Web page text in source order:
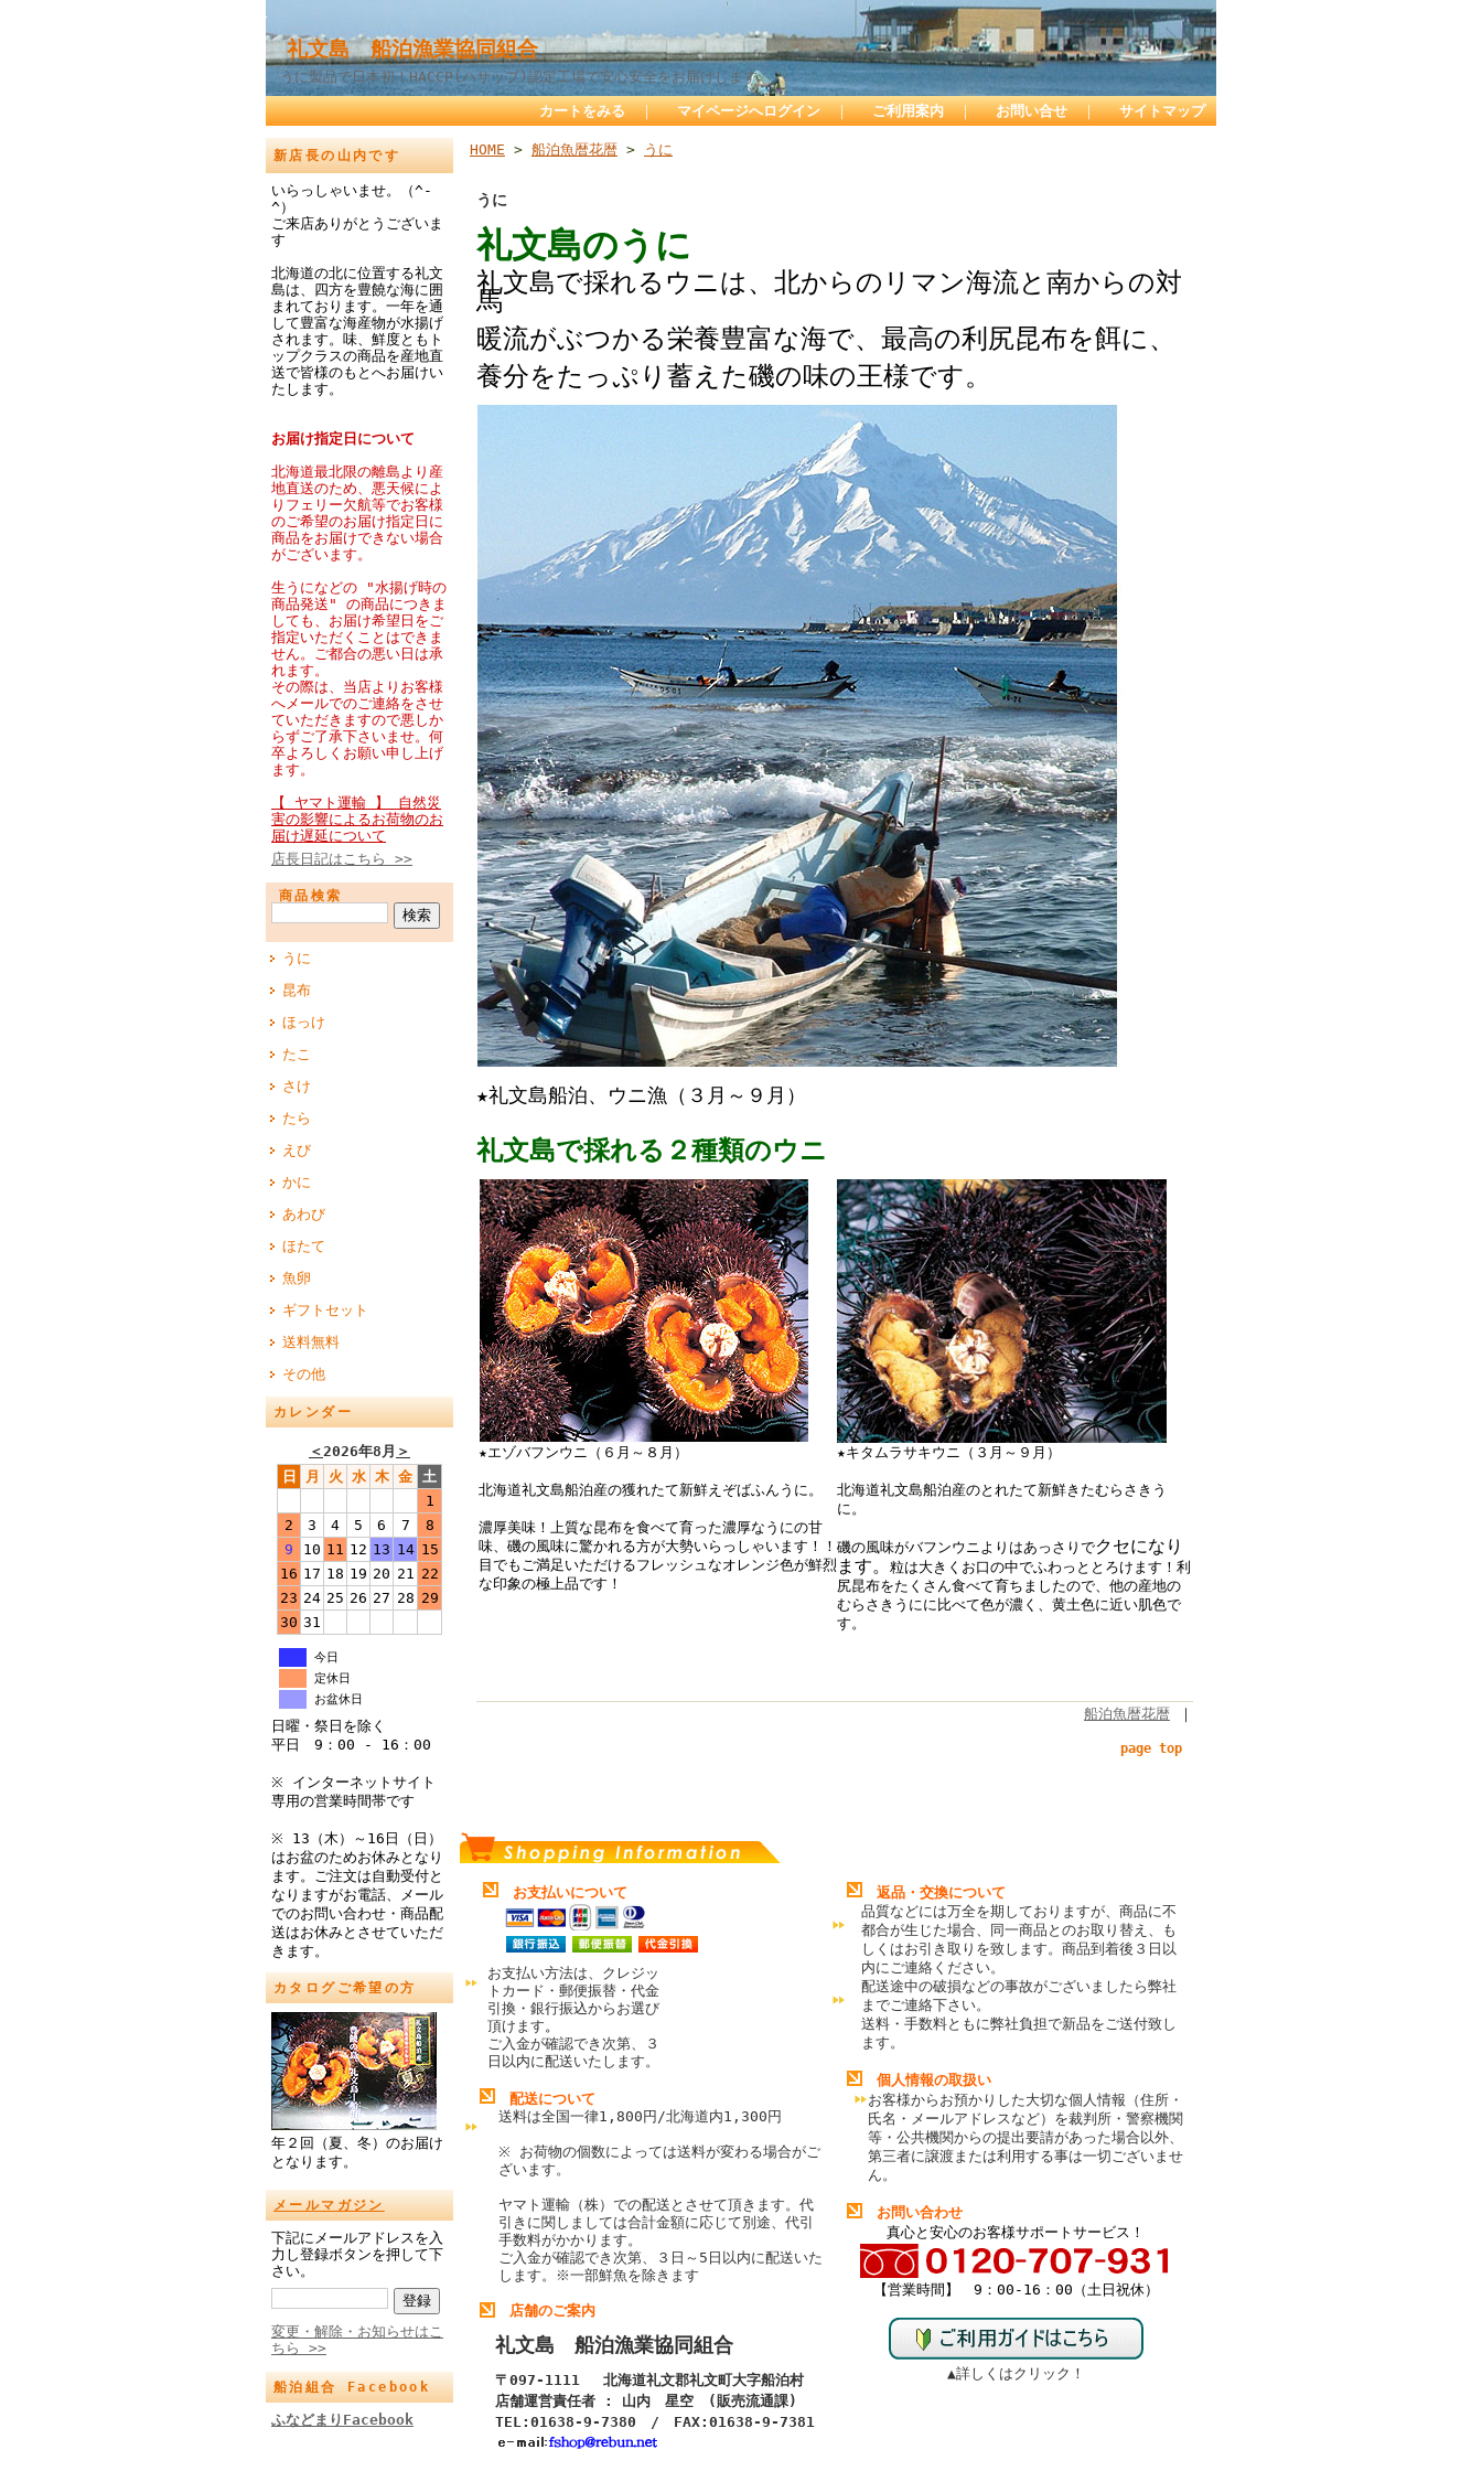
礼文島 船泊漁業協同組合
うに製品で日本初！HACCP(ハサップ)認定工場で安心安全をお届けします
カートをみる ｜ マイページへログイン ｜ ご利用案内 ｜ お問い合せ ｜ サイトマップ
新店長の山内です
いらっしゃいませ。（^-
^）
ご来店ありがとうございま
す
北海道の北に位置する礼文
島は、四方を豊饒な海に囲
まれております。一年を通
して豊富な海産物が水揚げ
されます。味、鮮度ともト
ップクラスの商品を産地直
送で皆様のもとへお届けい
たします。
お届け指定日について
北海道最北限の離島より産
地直送のため、悪天候によ
りフェリー欠航等でお客様
のご希望のお届け指定日に
商品をお届けできない場合
がございます。
生うになどの "水揚げ時の
商品発送" の商品につきま
しても、お届け希望日をご
指定いただくことはできま
せん。ご都合の悪い日は承
れます。
その際は、当店よりお客様
へメールでのご連絡をさせ
ていただきますので悪しか
らずご了承下さいませ。何
卒よろしくお願い申し上げ
ます。
【 ヤマト運輸 】 自然災
害の影響によるお荷物のお
届け遅延について
店長日記はこちら >>
商品検索
うに
昆布
ほっけ
たこ
さけ
たら
えび
かに
あわび
ほたて
魚卵
ギフトセット
送料無料
その他
カレンダー
＜2026年8月 ＞
日
月 火 水 木 金 土
1
2
3 4 5 6 7
8
9
10 11 12 13 14 15
16 17 18 19 20 21 22
23 24 25 26 27 28 29
30 31
今日
定休日
お盆休日
日曜・祭日を除く
平日 9：00 - 16：00
※ インターネットサイト
専用の営業時間帯です
※ 13（木）～16日（日）
はお盆のためお休みとなり
ます。ご注文は自動受付と
なりますがお電話、メール
でのお問い合わせ・商品配
送はお休みとさせていただ
きます。
カタログご希望の方
年２回（夏、冬）のお届け
となります。
メールマガジン
下記にメールアドレスを入
力し登録ボタンを押して下
さい。
変更・解除・お知らせはこ
ちら >>
船泊組合 Facebook
ふなどまりFacebook
HOME > 船泊魚暦花暦 > うに
うに
礼文島のうに
礼文島で採れるウニは、北からのリマン海流と南からの対
馬
暖流がぶつかる栄養豊富な海で、最高の利尻昆布を餌に、
養分をたっぷり蓄えた磯の味の王様です。
★礼文島船泊、ウニ漁（３月～９月）
礼文島で採れる２種類のウニ
★エゾバフンウニ（６月～８月）
北海道礼文島船泊産の獲れたて新鮮えぞばふんうに。
濃厚美味！上質な昆布を食べて育った濃厚なうにの甘
味、磯の風味に驚かれる方が大勢いらっしゃいます！！
目でもご満足いただけるフレッシュなオレンジ色が鮮烈
な印象の極上品です！
★キタムラサキウニ（３月～９月）
北海道礼文島船泊産のとれたて新鮮きたむらさきう
に。
磯の風味がバフンウニよりはあっさりでクセになり
ます。 粒は大きく お口の中でふわっととろけます！ 利
尻昆布をたくさん食べて育ちましたので、他の産地の
むらさきうにに比べて色が濃く、黄土色に近い肌色で
す。
船泊魚暦花暦 ｜
page top
お支払いについて
お支払い方法は、クレジッ
トカード・郵便振替・代金
引換・銀行振込からお選び
頂けます。
ご入金が確認でき次第、３
日以内に配送いたします。
配送について
送料は全国一律1,800円/北海道内1,300円
※ お荷物の個数によっては送料が変わる場合がご
ざいます。
ヤマト運輸（株）での配送とさせて頂きます。代
引きに関しましては合計金額に応じて別途、代引
手数料がかかります。
ご入金が確認でき次第、３日～5日以内に配送いた
します。
※一部鮮魚を除きます
店舗のご案内
礼文島 船泊漁業協同組合
〒097-1111 北海道礼文郡礼文町大字船泊村
店舗運営責任者 : 山内 星空 (販売流通課)
TEL:01638-9-7380 / FAX:01638-9-7381
返品・交換について
品質などには万全を期しておりますが、商品に不
都合が生じた場合、同一商品とのお取り替え、も
しくはお引き取りを致します。商品到着後３日以
内にご連絡ください。
配送途中の破損などの事故がございましたら弊社
までご連絡下さい。
送料・手数料ともに弊社負担で新品をご送付致し
ます。
個人情報の取扱い
お客様からお預かりした大切な個人情報（住所・
氏名・メールアドレスなど）を裁判所・警察機関
等・公共機関からの提出要請があった場合以外、
第三者に譲渡または利用する事は一切ございませ
ん。
お問い合わせ
真心と安心のお客様サポートサービス！
【営業時間】 9：00-16：00（土日祝休）
▲詳しくはクリック！